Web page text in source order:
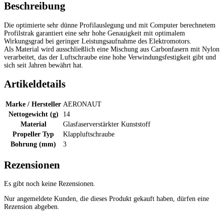
Beschreibung
Die optimierte sehr dünne Profilauslegung und mit Computer berechnetem
Profilstrak garantiert eine sehr hohe Genauigkeit mit optimalem
Wirkungsgrad bei geringer Leistungsaufnahme des Elektromotors.
Als Material wird ausschließlich eine Mischung aus Carbonfasern mit Nylon
verarbeitet, das der Luftschraube eine hohe Verwindungsfestigkeit gibt und
sich seit Jahren bewährt hat.
Artikeldetails
Marke / Hersteller AERONAUT
Nettogewicht (g)
14
Material
Glasfaserverstärkter Kunststoff
Propeller Typ
Klappluftschraube
Bohrung (mm)
3
Rezensionen
Es gibt noch keine Rezensionen.
Nur angemeldete Kunden, die dieses Produkt gekauft haben, dürfen eine
Rezension abgeben.